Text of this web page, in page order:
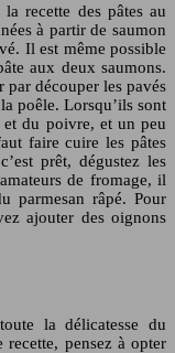
recette des pâtes au
à partir de saumon
Il est même possible
aux deux saumons.
par découper les pavés
poêle. Lorsqu’ils sont
du poivre, et un peu
faire cuire les pâtes
prêt, dégustez les
de fromage, il
parmesan râpé. Pour
ajouter des oignons
la délicatesse du
recette, pensez à opter